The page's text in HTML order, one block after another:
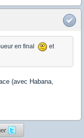
en final
et
(avec Habana,